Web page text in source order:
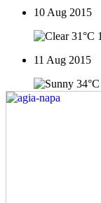
10 Aug 2015
31°C
11 Aug 2015
34°C